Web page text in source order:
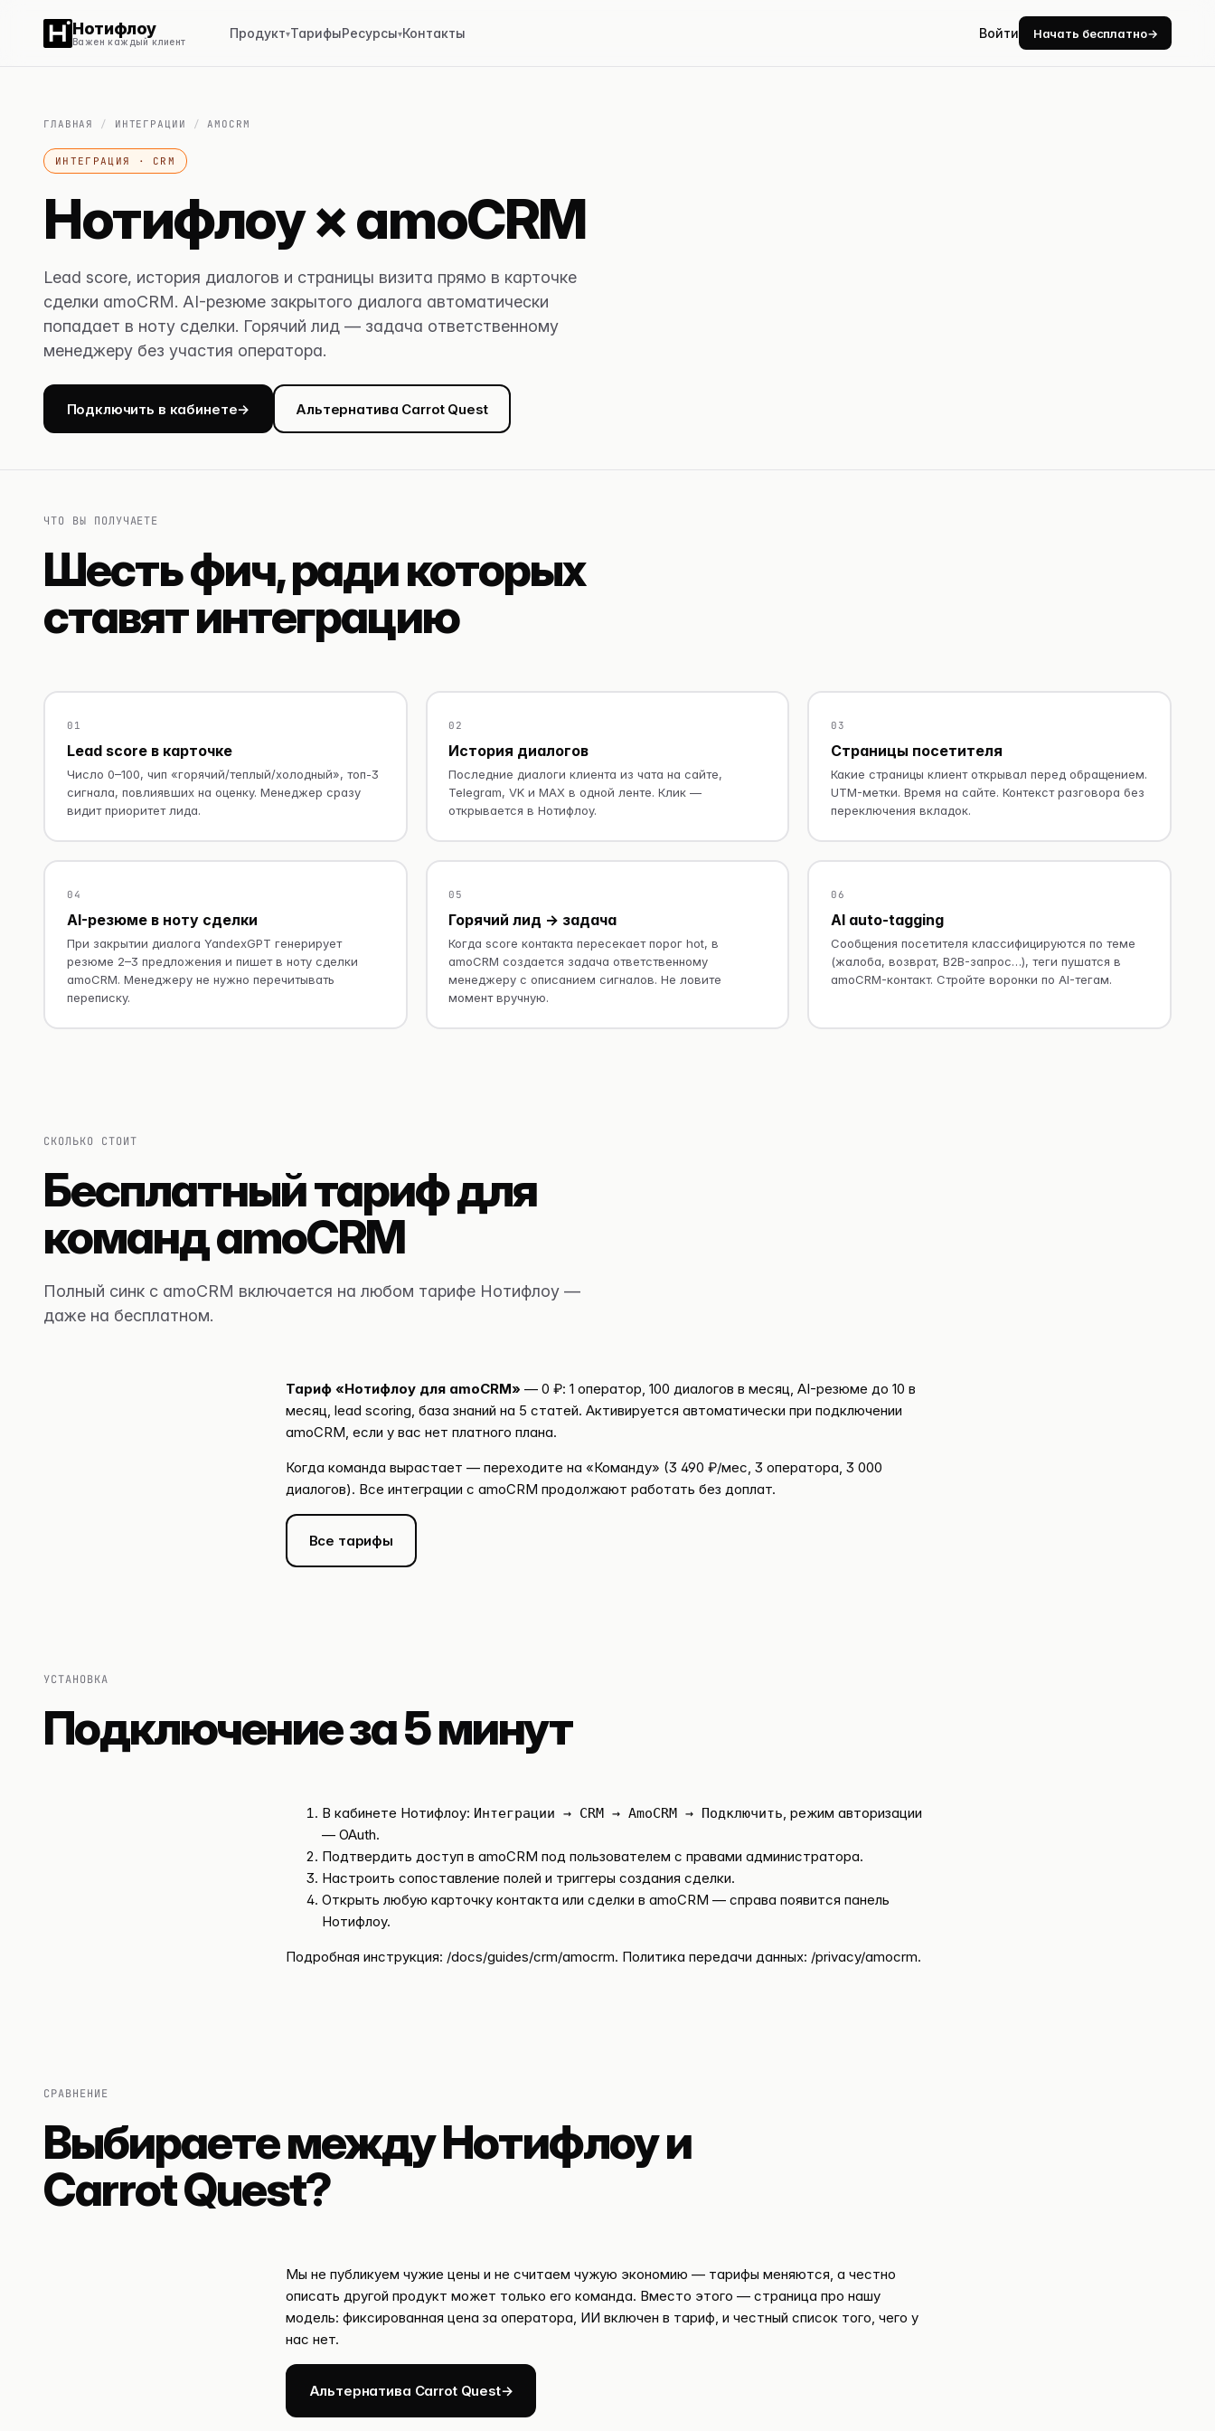
Нотифлоу
Важен каждый клиент
Продукт▾ТарифыРесурсы▾Контакты Войти Начать бесплатно→
ГЛАВНАЯ / ИНТЕГРАЦИИ /AMOCRM
ИНТЕГРАЦИЯ · CRM
Нотифлоу × amoCRM
Lead score, история диалогов и страницы визита прямо в карточке
сделки amoCRM. AI-резюме закрытого диалога автоматически
попадает в ноту сделки. Горячий лид — задача ответственному
менеджеру без участия оператора.
Подключить в кабинете→ Альтернатива Carrot Quest
ЧТО ВЫ ПОЛУЧАЕТЕ
Шесть фич, ради которых
ставят интеграцию
01
Lead score в карточке
Число 0–100, чип «горячий/теплый/холодный», топ-3
сигнала, повлиявших на оценку. Менеджер сразу
видит приоритет лида.
02
История диалогов
Последние диалоги клиента из чата на сайте,
Telegram, VK и MAX в одной ленте. Клик —
открывается в Нотифлоу.
03
Страницы посетителя
Какие страницы клиент открывал перед обращением.
UTM-метки. Время на сайте. Контекст разговора без
переключения вкладок.
04
AI-резюме в ноту сделки
При закрытии диалога YandexGPT генерирует
резюме 2–3 предложения и пишет в ноту сделки
amoCRM. Менеджеру не нужно перечитывать
переписку.
05
Горячий лид → задача
Когда score контакта пересекает порог hot, в
amoCRM создается задача ответственному
менеджеру с описанием сигналов. Не ловите
момент вручную.
06
AI auto-tagging
Сообщения посетителя классифицируются по теме
(жалоба, возврат, B2B-запрос…), теги пушатся в
amoCRM-контакт. Стройте воронки по AI-тегам.
СКОЛЬКО СТОИТ
Бесплатный тариф для
команд amoCRM
Полный синк с amoCRM включается на любом тарифе Нотифлоу —
даже на бесплатном.
Тариф «Нотифлоу для amoCRM» — 0 ₽: 1 оператор, 100 диалогов в месяц, AI-резюме до 10 в
месяц, lead scoring, база знаний на 5 статей. Активируется автоматически при подключении
amoCRM, если у вас нет платного плана.
Когда команда вырастает — переходите на «Команду» (3 490 ₽/мес, 3 оператора, 3 000
диалогов). Все интеграции с amoCRM продолжают работать без доплат.
Все тарифы
УСТАНОВКА
Подключение за 5 минут
В кабинете Нотифлоу: Интеграции → CRM → AmoCRM → Подключить, режим авторизации
— OAuth.
Подтвердить доступ в amoCRM под пользователем с правами администратора.
Настроить сопоставление полей и триггеры создания сделки.
Открыть любую карточку контакта или сделки в amoCRM — справа появится панель
Нотифлоу.
Подробная инструкция: /docs/guides/crm/amocrm. Политика передачи данных: /privacy/amocrm.
СРАВНЕНИЕ
Выбираете между Нотифлоу и
Carrot Quest?
Мы не публикуем чужие цены и не считаем чужую экономию — тарифы меняются, а честно
описать другой продукт может только его команда. Вместо этого — страница про нашу
модель: фиксированная цена за оператора, ИИ включен в тариф, и честный список того, чего у
нас нет.
Альтернатива Carrot Quest→